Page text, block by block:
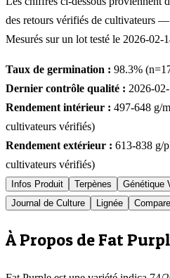
des retours vérifiés de cultivateurs —
Mesurés sur un lot testé le 2026-02-
Taux de germination : 98.3% (n=
Dernier contrôle qualité : 2026-
Rendement intérieur : 497-648 g/
cultivateurs vérifiés)
Rendement extérieur : 613-838 g/
cultivateurs vérifiés)
Infos Produit Terpènes Génétique
Journal de Culture
Lignée
À Propos de Fat